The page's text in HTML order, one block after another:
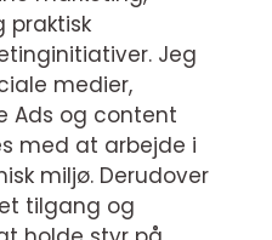
praktisk
Jeg
medier,
Ads og content
med at arbejde i
miljø. Derudover
tilgang og